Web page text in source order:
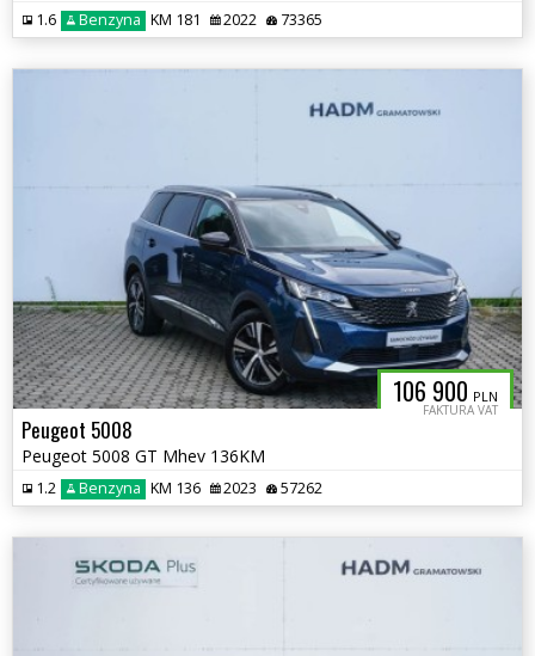
1.6 Benzyna KM 181 2022 73365
106 900 PLN
FAKTURA VAT
Peugeot 5008
Peugeot 5008 GT Mhev 136KM
1.2 Benzyna KM 136 2023 57262